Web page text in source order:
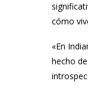
cómo
«En
hecho